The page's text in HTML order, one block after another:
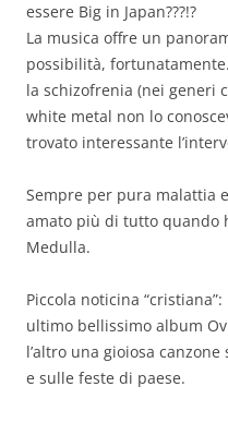
essere Big in Japan???!?
La musica offre un
possibilità,
la schizofrenia (nei generi
white metal non lo
trovato interessante
Sempre per pura malattia
amato più di tutto quando
Medulla.
Piccola noticina
ultimo bellissimo album
l’altro una gioiosa canzone
e sulle feste di paese.